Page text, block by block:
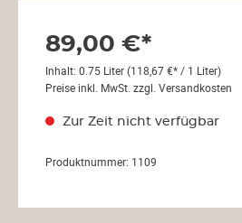
89,00 €*
Inhalt: 0.75 Liter(118,67 €* / 1 Liter)
Preise inkl. MwSt. zzgl. Versandkosten
Zur Zeit nicht verfügbar
Produktnummer: 1109